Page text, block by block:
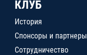
КЛУБ
История
Спонсоры и партнеры
Сотрудничество